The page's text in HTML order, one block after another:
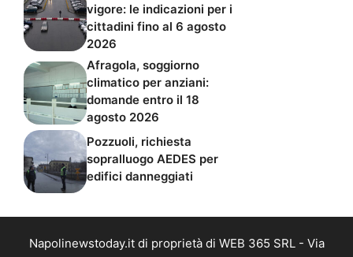
vigore: le indicazioni per i
cittadini fino al 6 agosto
2026
Afragola, soggiorno
climatico per anziani:
domande entro il 18
agosto 2026
Pozzuoli, richiesta
sopralluogo AEDES per
edifici danneggiati
Napolinewstoday.it di proprietà di WEB 365 SRL - Via